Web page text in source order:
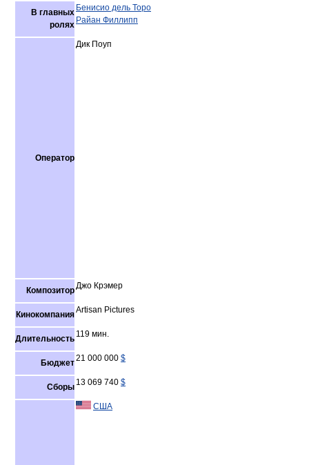
В главных
ролях
Бенисио дель Торо
Райан Филлипп
Оператор
Дик Поуп
КомпозиторДжо Крэмер
КинокомпанияArtisan Pictures
Длительность 119 мин.
Бюджет21 000 000 $
Сборы 13 069 740 $
США